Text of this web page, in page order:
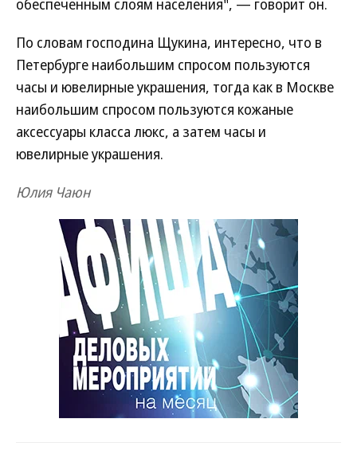
обеспеченным слоям населения", — говорит он.
По словам господина Щукина, интересно, что в
Петербурге наибольшим спросом пользуются
часы и ювелирные украшения, тогда как в Москве
наибольшим спросом пользуются кожаные
аксессуары класса люкс, а затем часы и
ювелирные украшения.
Юлия Чаюн